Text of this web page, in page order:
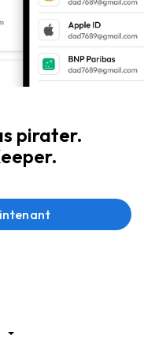
pirater.